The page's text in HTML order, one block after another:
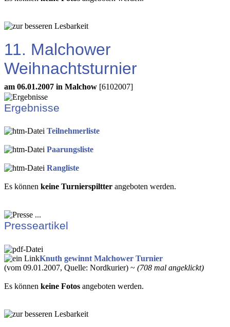
11. Malchower
Weihnachtsturnier
am 06.01.2007 in Malchow [6102007]
Ergebnisse
Teilnehmerliste
Paarungsliste
Rangliste
Es können keine Turnierspiltter angeboten werden.
Presseartikel
Knuth gewinnt Malchower Turnier
(vom 09.01.2007, Quelle: Nordkurier) ~ (708 mal angeklickt)
Es können keine Fotos angeboten werden.